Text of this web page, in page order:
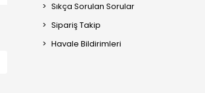
Sıkça Sorulan Sorular
Sipariş Takip
Havale Bildirimleri